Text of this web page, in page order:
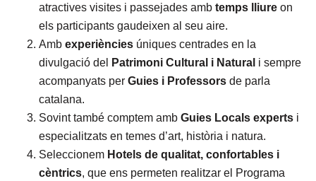
atractives visites i passejades amb temps lliure on
els participants gaudeixen al seu aire.
Amb experiències úniques centrades en la
divulgació del
Patrimoni Cultural i Natural i sempre
acompanyats per Guies i Professors de parla
catalana.
Sovint també comptem amb Guies Locals experts i
especialitzats en temes d’art, història i natura.
Seleccionem Hotels de qualitat, confortables i
cèntrics, que ens permeten realitzar el Programa